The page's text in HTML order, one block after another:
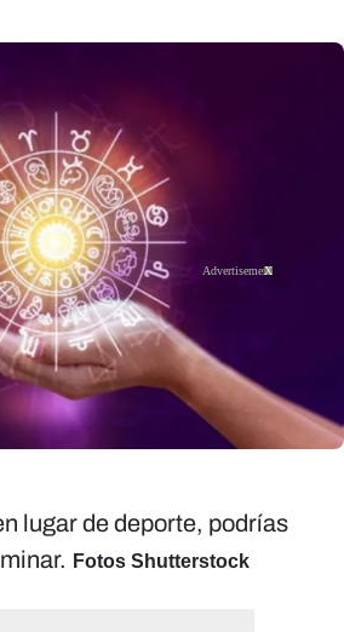
lugar de deporte, podrías
Fotos Shutterstock
X